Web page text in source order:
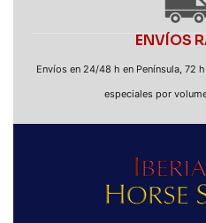
ENVÍOS
Envíos en 24/48 h en Península, 72
especiales por